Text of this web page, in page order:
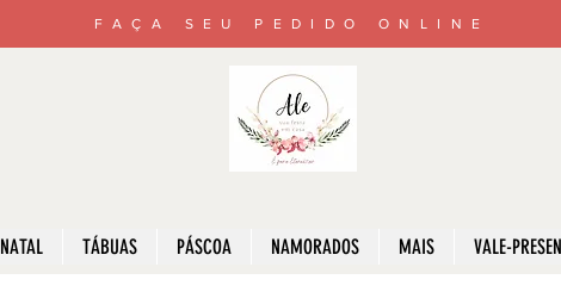
FAÇA SEU PEDIDO ONLINE
NATAL TÁBUAS PÁSCOA NAMORADOS MAIS VALE-